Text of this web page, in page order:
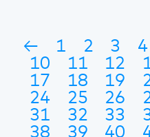
← 1 2 3 4
10
11 12
17
18 19
24
25 26
31
32 33
38
39 40